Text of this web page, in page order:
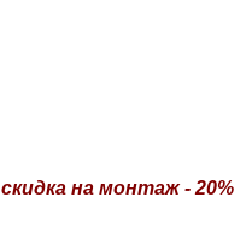
скидка на монтаж - 20%